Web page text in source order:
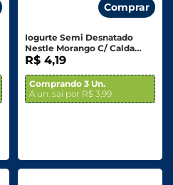
Comprar
Iogurte Semi Desnatado
Nestle Morango C/ Calda
150g
R$ 4,19
Comprando 3 Un.
A un. sai por R$ 3,99